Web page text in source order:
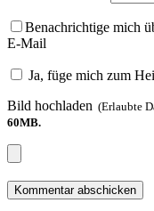
Benachrichtige mich
E-Mail
Ja, füge mich zum
Bild hochladen (Erlaubte
60MB.